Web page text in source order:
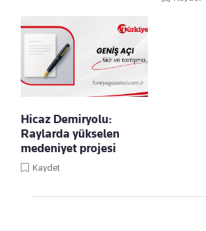
Hicaz Demiryolu:
Raylarda yükselen
medeniyet projesi
Kaydet